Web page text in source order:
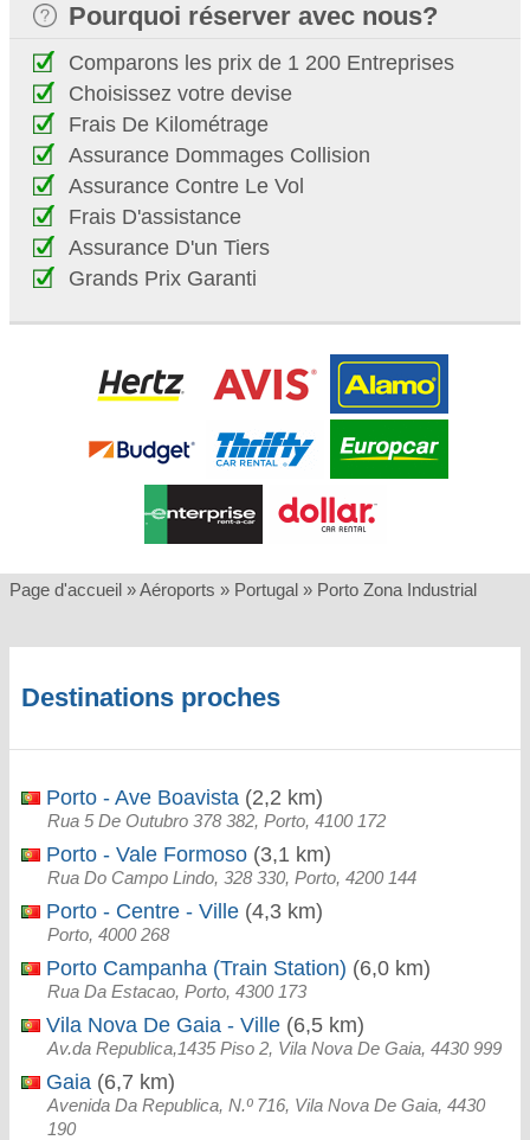
Pourquoi réserver avec nous?
Comparons les prix de 1 200 Entreprises
Choisissez votre devise
Frais De Kilométrage
Assurance Dommages Collision
Assurance Contre Le Vol
Frais D'assistance
Assurance D'un Tiers
Grands Prix Garanti
Page d'accueil »Aéroports » Portugal » Porto Zona Industrial
Destinations proches
Porto - Ave Boavista (2,2 km)
Rua 5 De Outubro 378 382, Porto, 4100 172
Porto - Vale Formoso (3,1 km)
Rua Do Campo Lindo, 328 330, Porto, 4200 144
Porto - Centre - Ville (4,3 km)
Porto, 4000 268
Porto Campanha (Train Station) (6,0 km)
Rua Da Estacao, Porto, 4300 173
Vila Nova De Gaia - Ville (6,5 km)
Av.da Republica,1435 Piso 2, Vila Nova De Gaia, 4430 999
Gaia (6,7 km)
Avenida Da Republica, N.º 716, Vila Nova De Gaia, 4430
190